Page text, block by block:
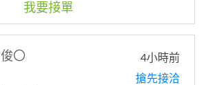
我要接單
俊〇
4小時前
搶先接洽